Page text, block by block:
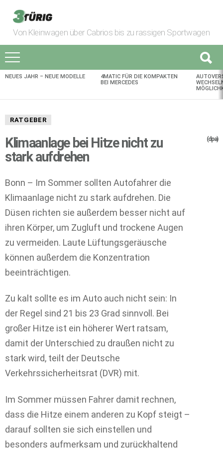
Von Kleinwagen über Cabrios bis zu rassigen Sportwagen
AKTUELLES
NEUES JAHR – NEUE MODELLE
4MATIC FÜR DIE KOMPAKTEN
BEI MERCEDES
RATGEBER
Klimaanlage bei Hitze nicht zu
stark aufdrehen
(dpa)
Bonn – Im Sommer sollten Autofahrer die
Klimaanlage nicht zu stark aufdrehen. Die
Düsen richten sie außerdem besser nicht auf
ihren Körper, um Zugluft und trockene Augen
zu vermeiden. Laute Lüftungsgeräusche
können außerdem die Konzentration
beeinträchtigen.
Zu kalt sollte es im Auto auch nicht sein: In
der Regel sind 21 bis 23 Grad sinnvoll. Bei
großer Hitze ist ein höherer Wert ratsam,
damit der Unterschied zu draußen nicht zu
stark wird, teilt der Deutsche
Verkehrssicherheitsrat (DVR) mit.
Im Sommer müssen Fahrer damit rechnen,
dass die Hitze einem anderen zu Kopf steigt –
darauf sollten sie sich einstellen und
besonders aufmerksam und zurückhaltend